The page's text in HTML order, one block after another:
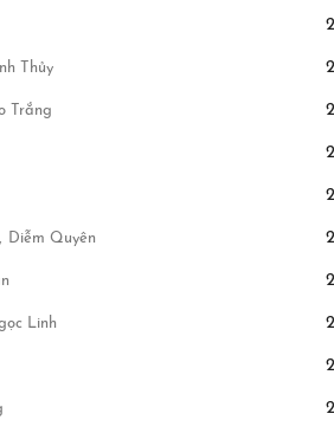
Thủy
Trắng
Diễm Quyên
Linh